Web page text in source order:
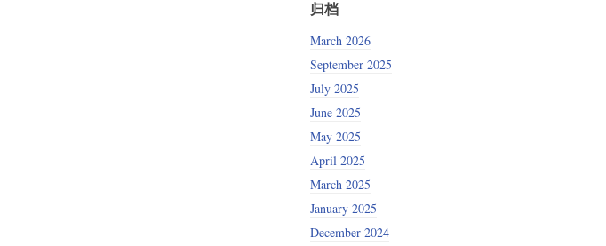
归档
March 2026
September 2025
July 2025
June 2025
May 2025
April 2025
March 2025
January 2025
December 2024